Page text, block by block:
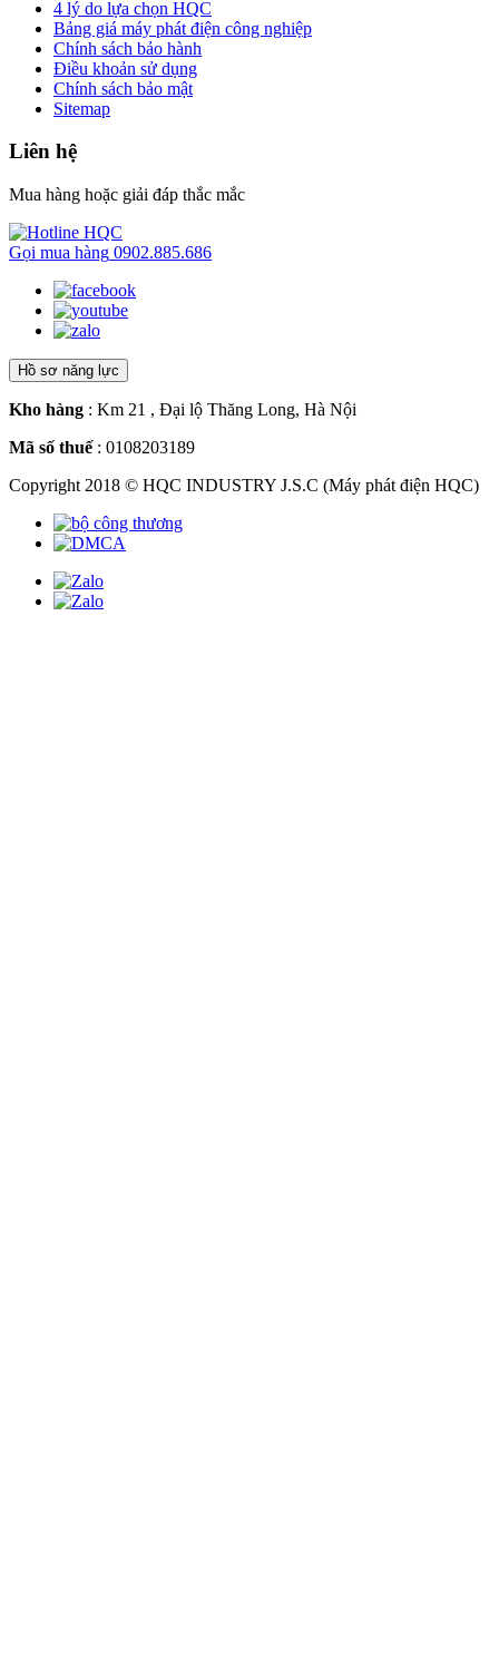
4 lý do lựa chọn HQC
Bảng giá máy phát điện công nghiệp
Chính sách bảo hành
Điều khoản sử dụng
Chính sách bảo mật
Sitemap
Liên hệ
Mua hàng hoặc giải đáp thắc mắc
Gọi mua hàng 0902.885.686
Hồ sơ năng lực
Kho hàng : Km 21 , Đại lộ Thăng Long, Hà Nội
Mã số thuế: 0108203189
Copyright 2018 © HQC INDUSTRY J.S.C (Máy phát điện HQC)